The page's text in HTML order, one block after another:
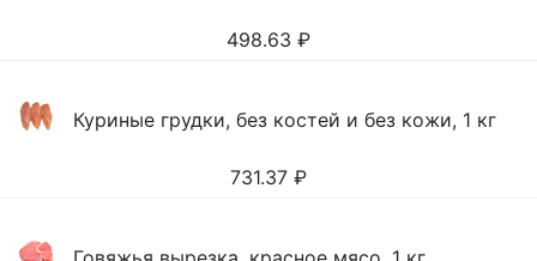
498.63 ₽
Куриные грудки, без костей и без кожи, 1 кг
731.37 ₽